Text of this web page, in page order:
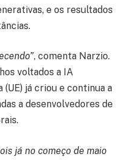
e os resultados
, comenta Narzio.
voltados a IA
(UE) já criou e continua a
a desenvolvedores de
já no começo de maio